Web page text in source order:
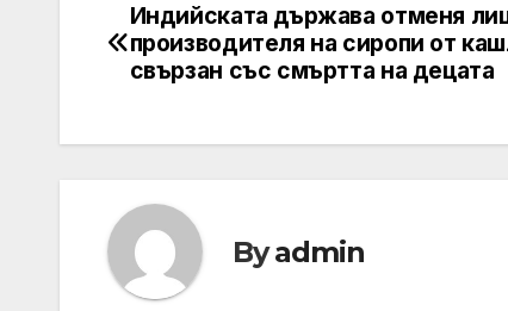
Post
navigation
Индийската държава отменя
производителя на сиропи от
свързан със смъртта на децата
Byadmin